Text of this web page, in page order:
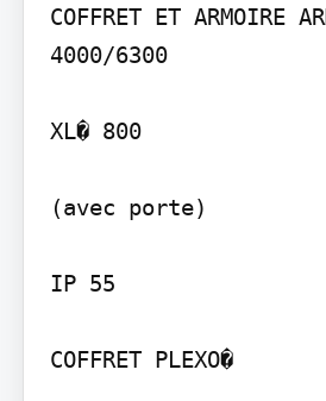
COFFRET ET ARMOIRE
4000/6300
XL� 800
(avec porte)
IP 55
COFFRET PLEXO�